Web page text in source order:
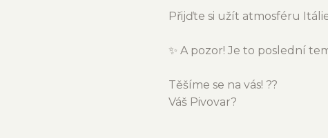
Přijďte si užít atmosféru
✨ A pozor! Je to poslední
Těšíme se na vás! ??
Váš Pivovar?